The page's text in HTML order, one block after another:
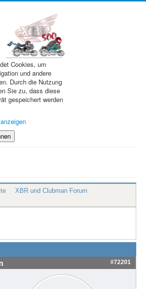
Cookies, um
und andere
Durch die Nutzung
Sie zu, dass diese
gespeichert werden
XBR und Clubman Forum
#72201